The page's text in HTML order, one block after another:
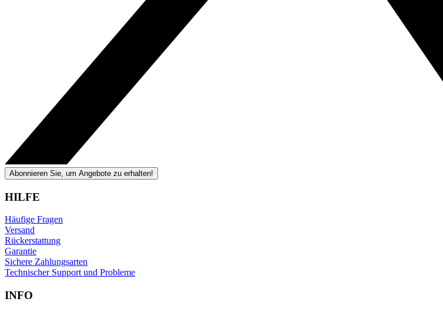
Abonnieren Sie, um Angebote zu erhalten!
HILFE
Häufige Fragen
Versand
Rückerstattung
Garantie
Sichere Zahlungsarten
Technischer Support und Probleme
INFO